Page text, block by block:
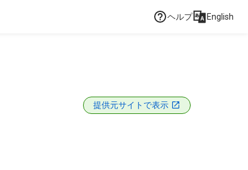
ヘルプ English
提供元サイトで表示